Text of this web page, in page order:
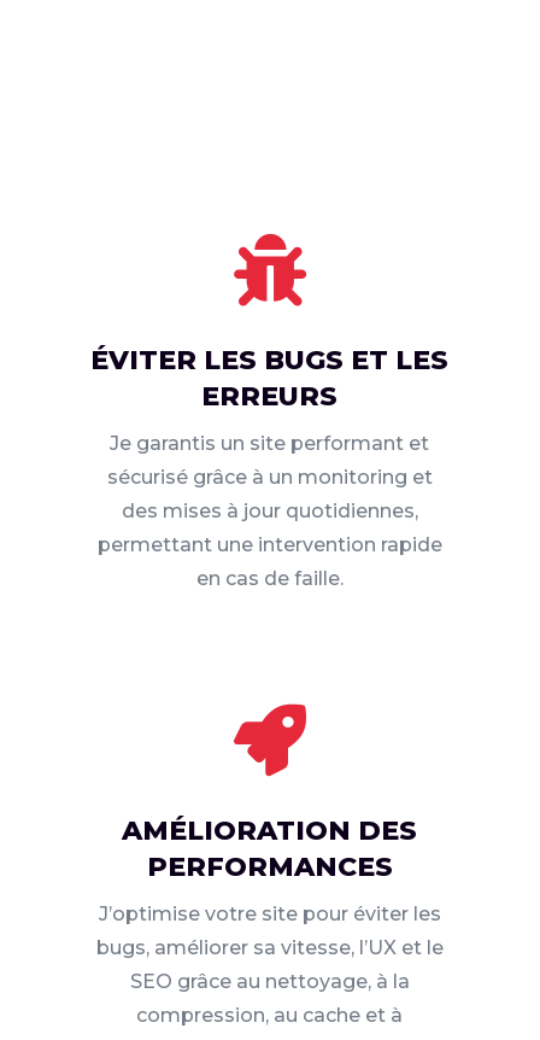

ÉVITER LES BUGS ET LES
ERREURS
Je garantis un site performant et
sécurisé grâce à un monitoring et
des mises à jour quotidiennes,
permettant une intervention rapide
en cas de faille.

AMÉLIORATION DES
PERFORMANCES
J’optimise votre site pour éviter les
bugs, améliorer sa vitesse, l’UX et le
SEO grâce au nettoyage, à la
compression, au cache et à